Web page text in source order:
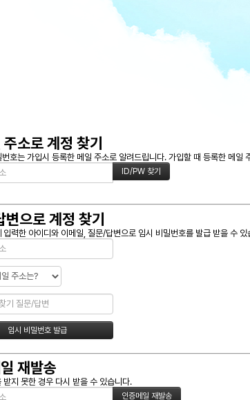
주소로 계정 찾기
호는 가입시 등록한 메일 주소로 알려드립니다. 가입할 때 등록한 메
변으로 계정 찾기
입력한 아이디와 이메일, 질문/답변으로 임시 비밀번호를 발급 받을 수 있
재발송
받지 못한 경우 다시 받을 수 있습니다.